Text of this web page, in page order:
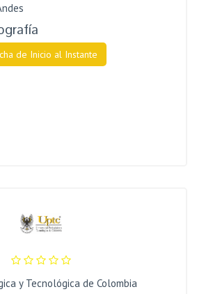
de Inicio al Instante
y Tecnológica de Colombia